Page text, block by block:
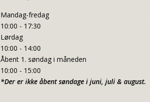
Mandag-fredag
10:00 - 17:30
Lørdag
10:00 - 14:00
Åbent 1. søndag i måneden
10:00 - 15:00
*Der er ikke åbent søndage i juni, juli & august.